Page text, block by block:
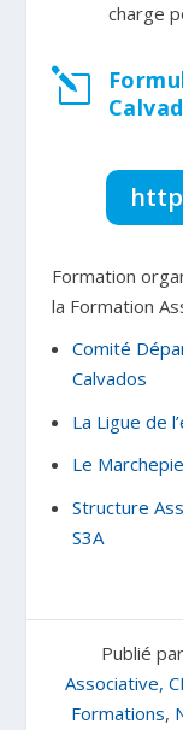
charge
l
Formation
la Formation
Comité
Calvados
La Ligue de
Le
Structure
S3A
Publié par
Associative,
Formations,